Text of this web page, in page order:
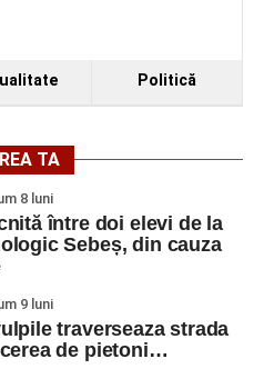
Politică
TA
8 luni
între doi elevi de la
Sebeș, din cauza
9 luni
traverseaza strada
de pietoni…